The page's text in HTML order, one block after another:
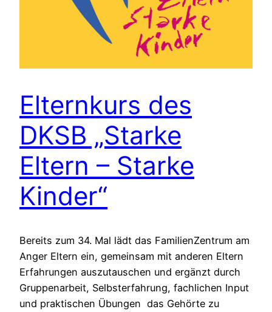
Elternkurs des
DKSB „Starke
Eltern – Starke
Kinder“
Bereits zum 34. Mal lädt das FamilienZentrum am
Anger Eltern ein, gemeinsam mit anderen Eltern
Erfahrungen auszutauschen und ergänzt durch
Gruppenarbeit, Selbsterfahrung, fachlichen Input
und praktischen Übungen das Gehörte zu